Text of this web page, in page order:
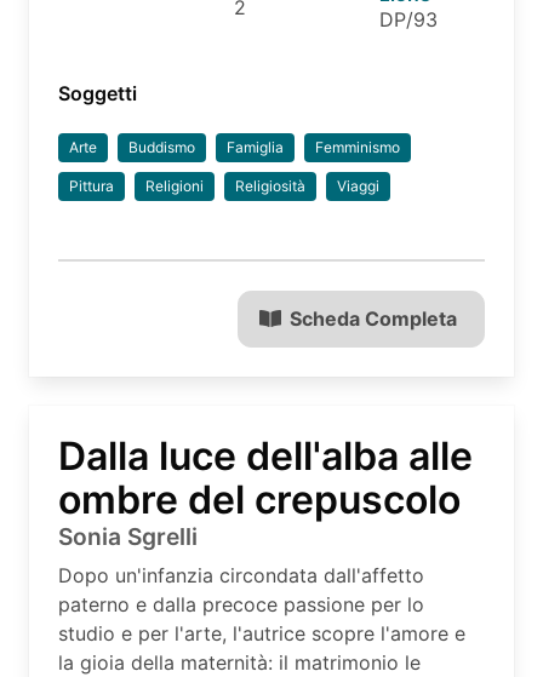
2
DP/93
Soggetti
Arte Buddismo Famiglia Femminismo
Pittura Religioni Religiosità Viaggi
Scheda Completa
Dalla luce dell'alba alle
ombre del crepuscolo
Sonia Sgrelli
Dopo un'infanzia circondata dall'affetto
paterno e dalla precoce passione per lo
studio e per l'arte, l'autrice scopre l'amore e
la gioia della maternità: il matrimonio le